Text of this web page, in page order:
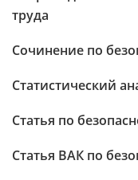
труда
Сочинение по
Статистический
Статья по
Статья ВАК по